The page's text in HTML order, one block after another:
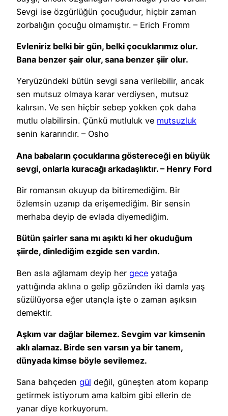
Sevgi ise özgürlüğün çocuğudur, hiçbir zaman
zorbalığın çocuğu olmamıştır. – Erich Fromm
Evleniriz belki bir gün, belki çocuklarımız olur.
Bana benzer şair olur, sana benzer şiir olur.
Yeryüzündeki bütün sevgi sana verilebilir, ancak
sen mutsuz olmaya karar verdiysen, mutsuz
kalırsın. Ve sen hiçbir sebep yokken çok daha
mutlu olabilirsin. Çünkü mutluluk ve mutsuzluk
senin kararındır. – Osho
Ana babaların çocuklarına göstereceği en büyük
sevgi, onlarla kuracağı arkadaşlıktır. – Henry Ford
Bir romansın okuyup da bitiremediğim. Bir
özlemsin uzanıp da erişemediğim. Bir sensin
merhaba deyip de evlada diyemediğim.
Bütün şairler sana mı aşıktı ki her okuduğum
şiirde, dinlediğim ezgide sen vardın.
Ben asla ağlamam deyip her gece yatağa
yattığında aklına o gelip gözünden iki damla yaş
süzülüyorsa eğer utançla işte o zaman aşıksın
demektir.
Aşkım var dağlar bilemez. Sevgim var kimsenin
aklı alamaz. Birde sen varsın ya bir tanem,
dünyada kimse böyle sevilemez.
Sana bahçeden gül değil, güneşten atom koparıp
getirmek istiyorum ama kalbim gibi ellerin de
yanar diye korkuyorum.